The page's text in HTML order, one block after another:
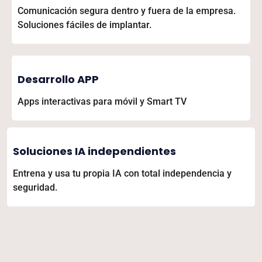
Comunicación segura dentro y fuera de la empresa.
Soluciones fáciles de implantar.
Desarrollo APP
Apps interactivas para móvil y Smart TV
Soluciones IA independientes
Entrena y usa tu propia IA con total independencia y
seguridad.